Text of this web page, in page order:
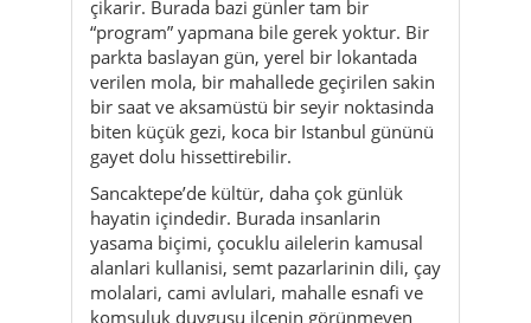
biten küçük gezi, koca bir Istanbul gününü
gayet dolu hissettirebilir.
Sancaktepe’de kültür, daha çok günlük
hayatin içindedir. Burada insanlarin
yasama biçimi, çocuklu ailelerin kamusal
alanlari kullanisi, semt pazarlarinin dili, çay
molalari, cami avlulari, mahalle esnafi ve
komsuluk duygusu ilçenin görünmeyen
kültür katmanini kurar. Bu yüzden burasi
klasik anlamda “turistik” olmayabilir ama
gerçektir. Çok sayida ziyaretçi tam da bu
nedenle böyle yerleri sever: çünkü sehri
sahici haliyle görürsün.